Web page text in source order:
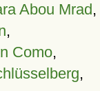
Abou Mrad,
,
Como,
,